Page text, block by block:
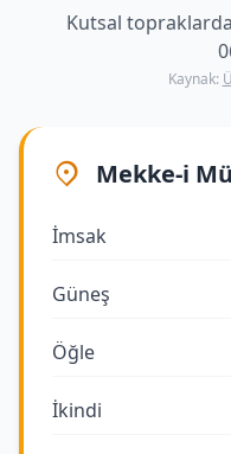
Kutsal
Kaynak:
Mekke-i
İmsak
Güneş
Öğle
İkindi